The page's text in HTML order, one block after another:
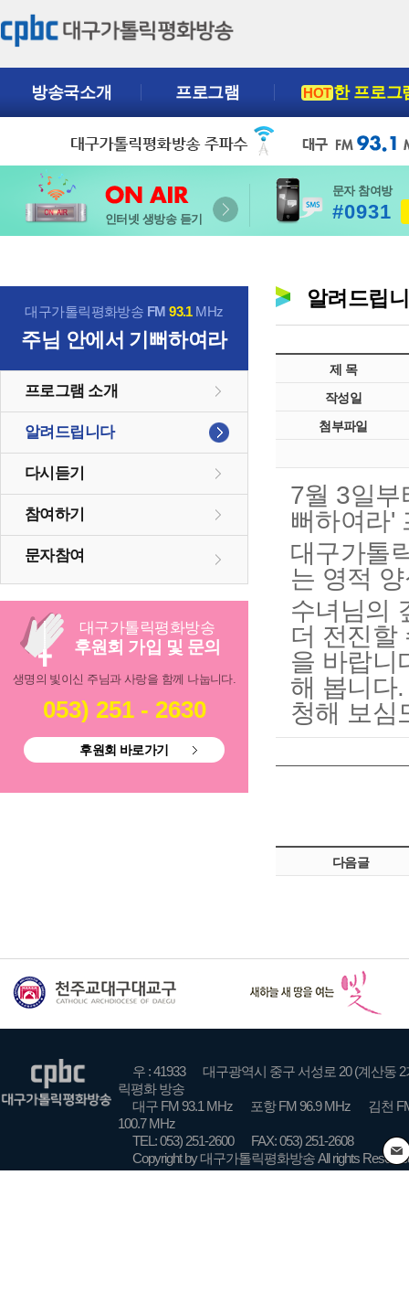
방송국소개 프로그램 HOT한 프로그
인터넷 생방송 듣기
문자 참여방
#0931
대구가톨릭평화방송 FM93.1MHz
주님 안에서 기뻐하여라
프로그램 소개
알려드립니다
다시듣기
참여하기
문자참여
대구가톨릭평화방송
후원회 가입 및 문의
생명의 빛이신 주님과 사랑을 함께 나눕니다.
053) 251 - 2630
후원회 바로가기
알려드립
제 목
작성일
첨부파일
7월 3일부
뻐하여라'
대구가톨
는 영적
수녀님의
더 전진할
을 바랍니
해 봅니다
청해 보
다음글
우 : 41933
대구광역시 중구 서성로 20 (계산동 2
릭평화 방송
대구 FM 93.1 MHz
포항 FM 96.9 MHz
김천
100.7 MHz
TEL: 053) 251-2600
FAX: 053) 251-2608
Copyright by 대구가톨릭평화방송 All rights